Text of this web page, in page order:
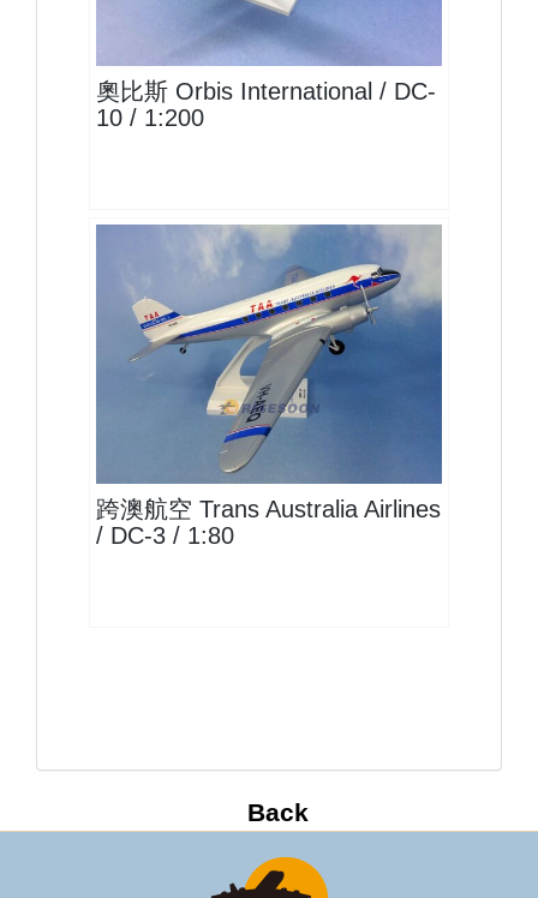
奧比斯 Orbis International / DC-
10 / 1:200
TAA08DC03P01
跨澳航空 Trans Australia Airlines
/ DC-3 / 1:80